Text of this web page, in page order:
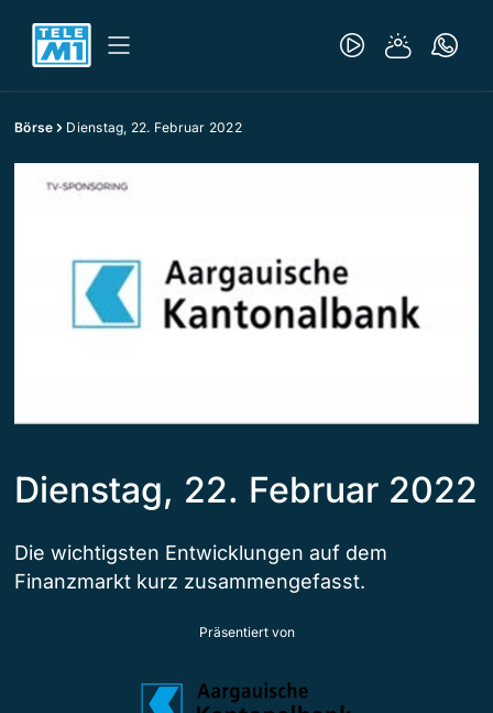
Börse Dienstag, 22. Februar 2022
Dienstag, 22. Februar 2022
Die wichtigsten Entwicklungen auf dem
Finanzmarkt kurz zusammengefasst.
Präsentiert von